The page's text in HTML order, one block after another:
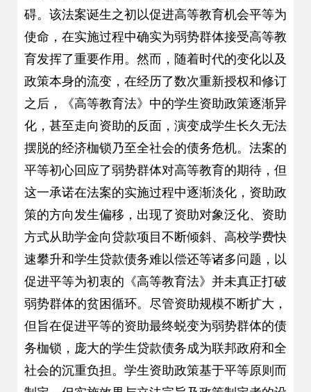
碍。该法案诞生之初以促进高等教育机会平等为
使命，在实施过程中确实为弱势群体接受高等教
育发挥了重要作用。然而，随着时代的变化以及
政策本身的流变，在经历了数次重新授权和修订
之后，《高等教育法》中的学生资助政策逐渐异
化，甚至走向资助的反面，演变成学生长久无法
摆脱的经济枷锁乃至全社会的债务危机。法案的
平等初心回应了弱势群体对高等教育的期待，但
这一承诺在法案的实施过程中逐渐淡化，资助政
策的方向发生偏移，出现了资助对象泛化、资助
方式从助学金向贷款项目不断倾斜、高校学费快
速攀升和学生贷款债务难以偿还等诸多问题，以
促进平等为初衷的《高等教育法》并未真正打破
弱势群体的贫困循环。尽管资助规模不断扩大，
但旨在促进平等的资助最终蜕变为弱势群体的债
务枷锁，庞大的学生贷款债务成为联邦政府和全
社会的沉重负担。学生资助政策基于平等原则而